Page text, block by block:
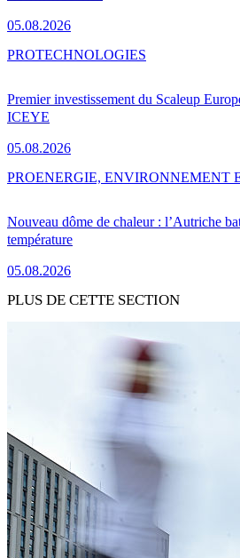
05.08.2026
Premier investissement du Scaleup
ICEYE
05.08.2026
PROTECHNOLOGIES
Nouveau dôme de chaleur : l’Autriche
température
05.08.2026
PROENERGIE, ENVIRONNEMENT
PLUS DE CETTE SECTION